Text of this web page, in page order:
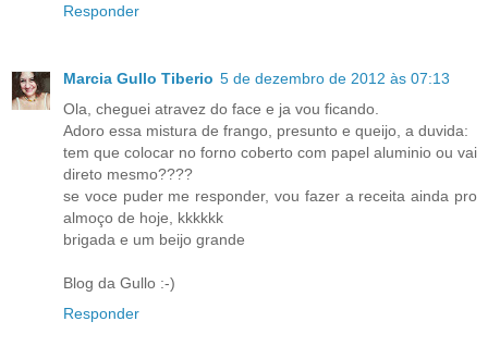
Responder
Marcia Gullo Tiberio 5 de dezembro de 2012 às 07:13
Ola, cheguei atravez do face e ja vou ficando.
Adoro essa mistura de frango, presunto e queijo, a duvida:
tem que colocar no forno coberto com papel aluminio ou vai
direto mesmo????
se voce puder me responder, vou fazer a receita ainda pro
almoço de hoje, kkkkkk
brigada e um beijo grande
Blog da Gullo :-)
Responder